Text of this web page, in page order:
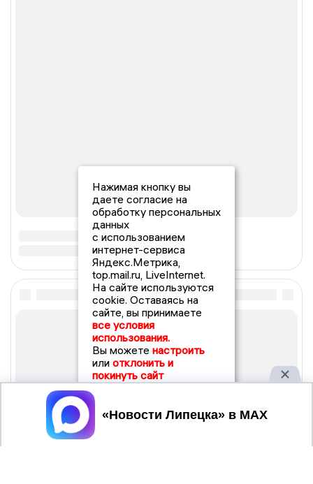
Нажимая кнопку вы
даете согласие на
обработку персональных
данных
с использованием
интернет-сервиса
Яндекс.Метрика,
top.mail.ru, LiveInternet.
На сайте используются
cookie. Оставаясь на
сайте, вы принимаете
все условия
использования.
Вы можете настроить
или отклонить и
покинуть сайт
Принять